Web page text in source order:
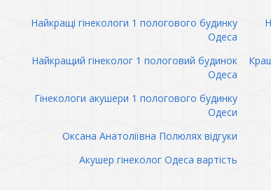
Найкращі гінекологи 1 пологового будинку
Одеса
Найкращий гінеколог 1 пологовий будинок
Одеса
Гінекологи акушери 1 пологового будинку
Одеси
Оксана Анатоліївна Полюлях відгуки
Акушер гінеколог Одеса вартість